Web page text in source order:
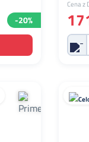
-20%
Cena z